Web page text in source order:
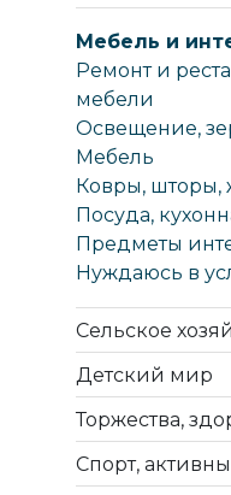
Мебель и
Ремонт и
мебели
Освещение,
Мебель
Ковры, шторы,
Посуда,
Предметы
Нуждаюсь в
Сельское
Детский мир
Торжества,
Спорт,